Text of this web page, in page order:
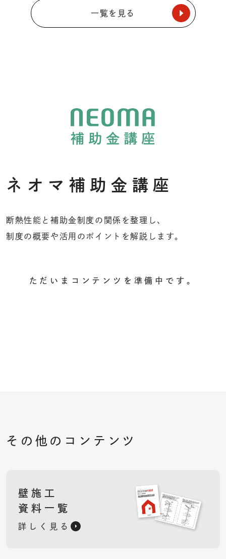
一覧を見る
ネオマ補助金講座
断熱性能と補助金制度の関係を整理し、
制度の概要や活用のポイントを解説します。
ただいまコンテンツを準備中です。
その他のコンテンツ
壁施工
資料一覧
詳しく見る